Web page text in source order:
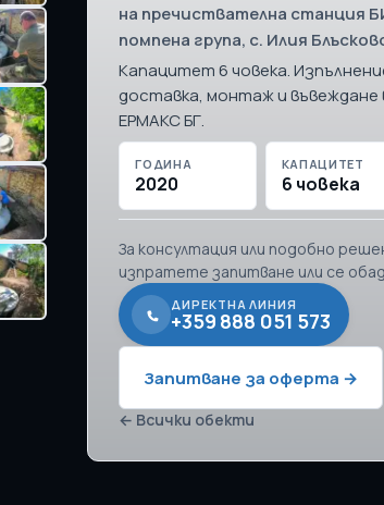
на пречиствателна станция
помпена група, с. Илия
Капацитет 6 човека.
доставка, монтаж и
ЕРМАКС БГ.
ГОДИНА
2020
КАПАЦИТЕТ
6 човека
За консултация или подобно
изпратете запитване или се
ДИРЕКТНА ЛИНИЯ
+359 888 051 573
Запитване за оферта →
← Всички обекти